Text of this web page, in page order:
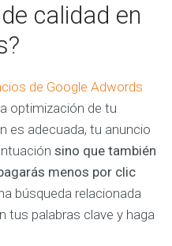
calidad en
de Google Adwords
optimización de tu
es adecuada, tu anuncio
sino que también
menos por clic
búsqueda relacionada
tus palabras clave y haga